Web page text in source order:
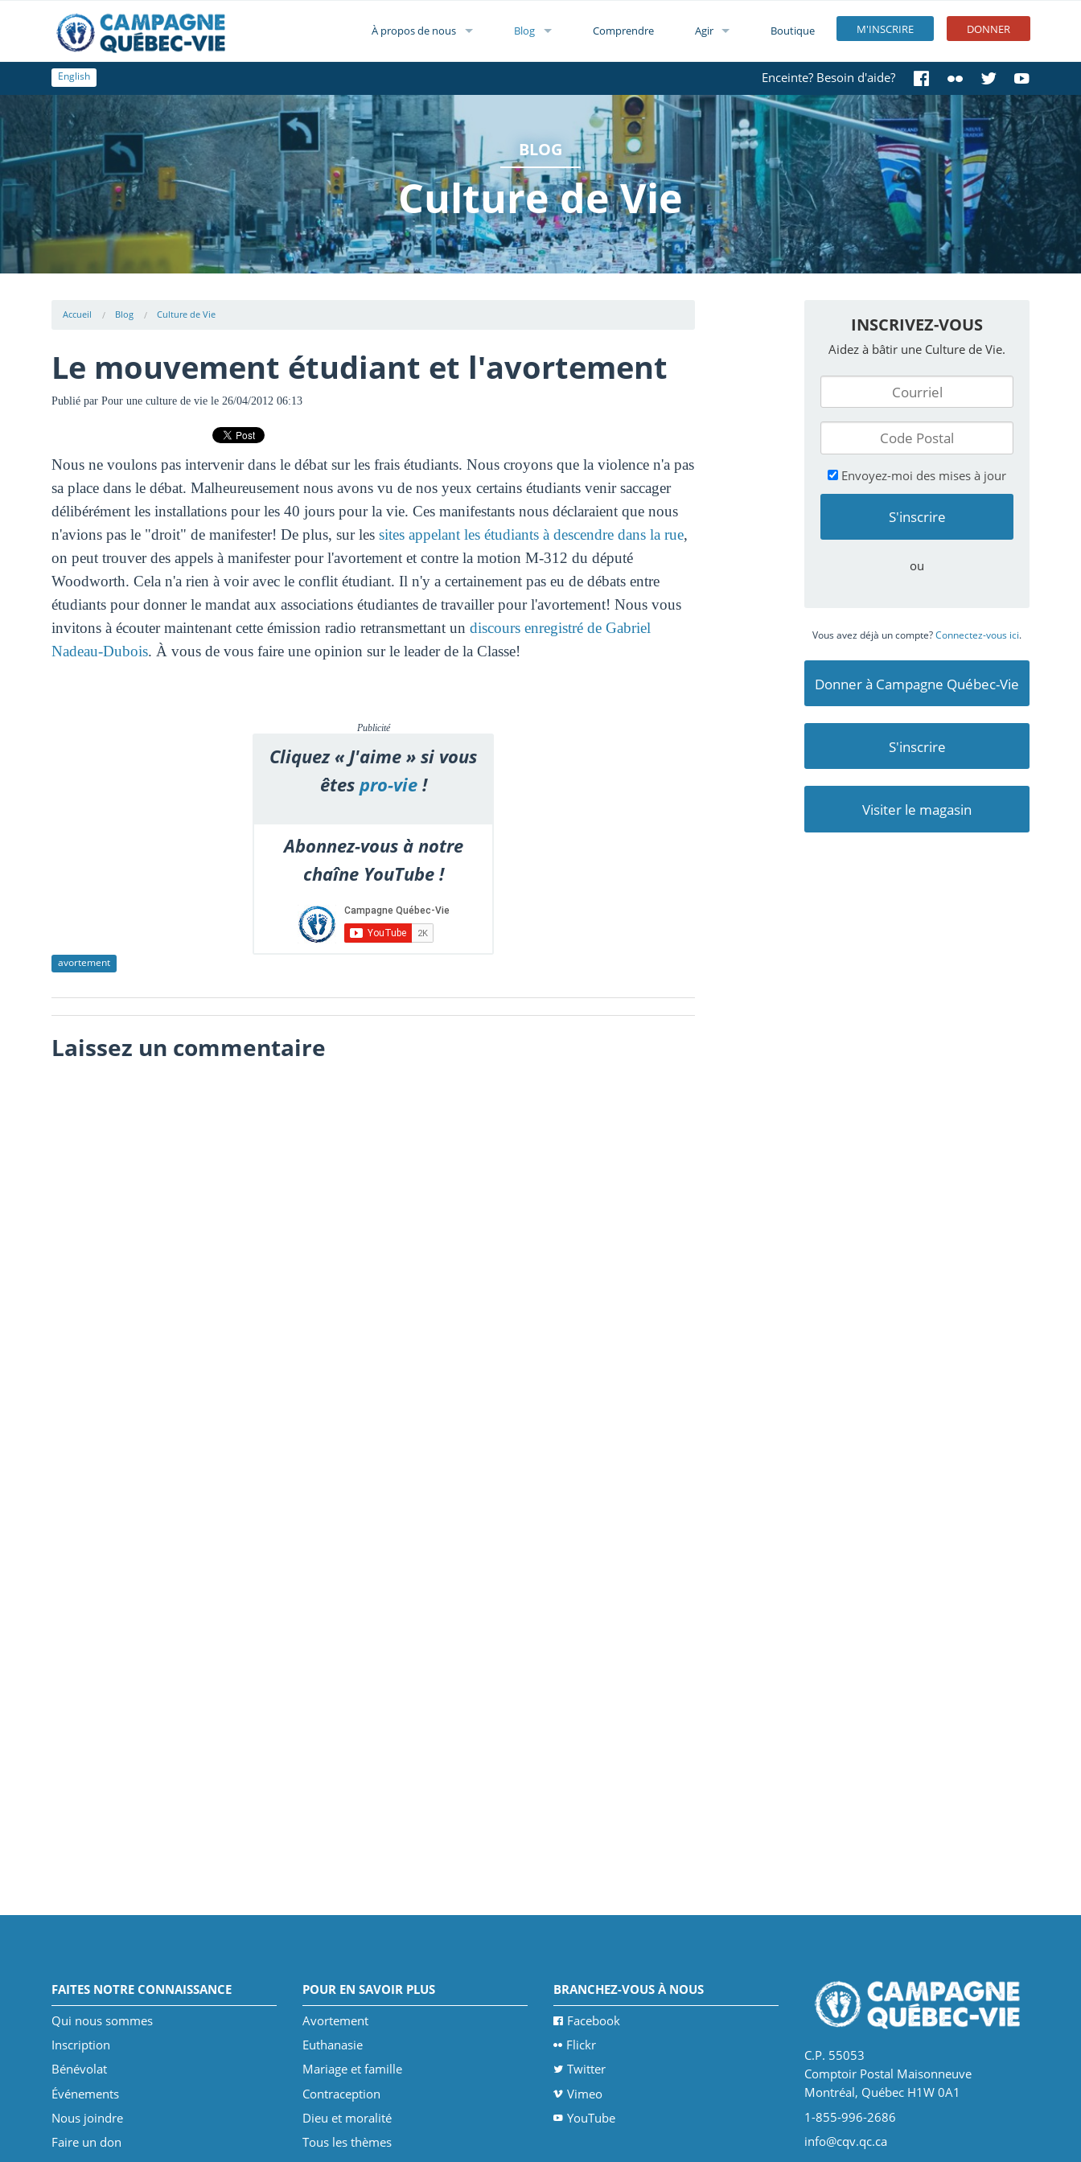
M'INSCRIRE DONNER
À propos de nous Blog Comprendre Agir Boutique
Enceinte? Besoin d'aide?
English
BLOG
Culture de Vie
Accueil Blog Culture de Vie
Le mouvement étudiant et l'avortement
Publié par Pour une culture de viele 26/04/2012 06:13
Nous ne voulons pas intervenir dans le débat sur les frais étudiants. Nous croyons que la violence n'a pas
sa place dans le débat. Malheureusement nous avons vu de nos yeux certains étudiants venir saccager
délibérément les installations pour les 40 jours pour la vie. Ces manifestants nous déclaraient que nous
n'avions pas le "droit" de manifester! De plus, sur les sites appelant les étudiants à descendre dans la rue,
on peut trouver des appels à manifester pour l'avortement et contre la motion M-312 du député
Woodworth. Cela n'a rien à voir avec le conflit étudiant. Il n'y a certainement pas eu de débats entre
étudiants pour donner le mandat aux associations étudiantes de travailler pour l'avortement! Nous vous
invitons à écouter maintenant cette émission radio retransmettant un discours enregistré de Gabriel
Nadeau-Dubois. À vous de vous faire une opinion sur le leader de la Classe!
Publicité
Cliquez « J'aime » si vous
êtespro-vie!
Abonnez-vous à notre
chaîne YouTube !
avortement
Laissez un commentaire
INSCRIVEZ-VOUS
Aidez à bâtir une Culture de Vie.
Envoyez-moi des mises à jour
ou
Vous avez déjà un compte?Connectez-vous ici.
Donner à Campagne Québec-Vie
S'inscrire
Visiter le magasin
FAITES NOTRE CONNAISSANCE
Qui nous sommes
Inscription
Bénévolat
Événements
Nous joindre
Faire un don
POUR EN SAVOIR PLUS
Avortement
Euthanasie
Mariage et famille
Contraception
Dieu et moralité
Tous les thèmes
BRANCHEZ-VOUS À NOUS
Facebook
Flickr
Twitter
Vimeo
YouTube
C.P. 55053
Comptoir Postal Maisonneuve
Montréal, Québec H1W 0A1
1-855-996-2686
info@cqv.qc.ca